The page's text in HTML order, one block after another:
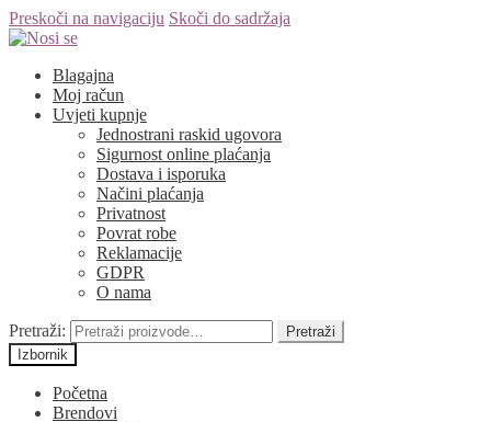
Preskoči na navigaciju Skoči do sadržaja
Blagajna
Moj račun
Uvjeti kupnje
Jednostrani raskid ugovora
Sigurnost online plaćanja
Dostava i isporuka
Načini plaćanja
Privatnost
Povrat robe
Reklamacije
GDPR
O nama
Pretraži:
Pretraži
Izbornik
Početna
Brendovi